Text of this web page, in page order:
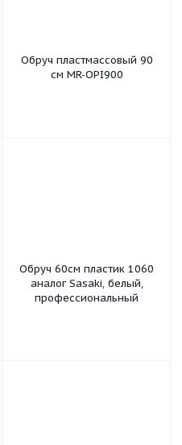
Обруч пластмассовый 90
см MR-OPI900
Обруч 60см пластик 1060
аналог Sasaki, белый,
профессиональный